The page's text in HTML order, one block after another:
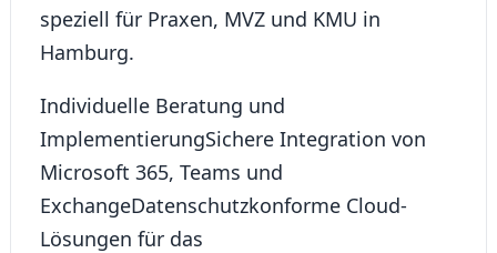
speziell für Praxen, MVZ und KMU in
Hamburg.
Individuelle Beratung und
ImplementierungSichere Integration von
Microsoft 365, Teams und
ExchangeDatenschutzkonforme Cloud-
Lösungen für das